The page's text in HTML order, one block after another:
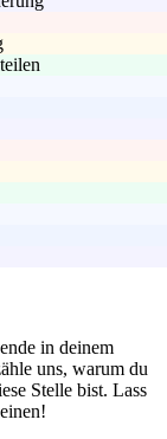
in deinem
uns, warum du
Stelle bist. Lass